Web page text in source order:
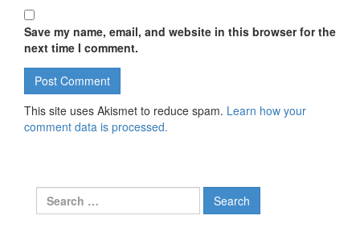
Save my name, email, and website in this browser for the
next time I comment.
This site uses Akismet to reduce spam. Learn how your
comment data is processed.
Search for: